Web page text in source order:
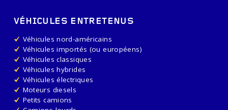
VÉHICULES ENTRETENUS
Véhicules nord-américains
Véhicules importés (ou européens)
Véhicules classiques
Véhicules hybrides
Véhicules électriques
Moteurs diesels
Petits camions